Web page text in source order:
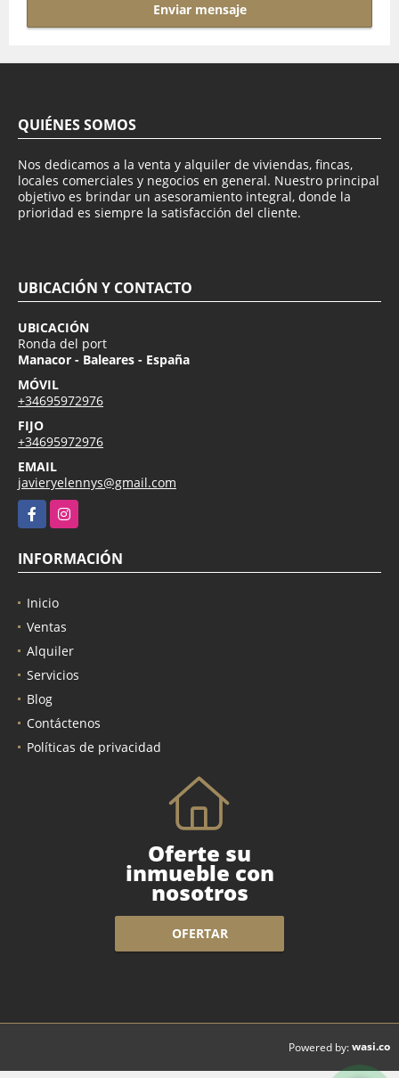
Enviar mensaje
QUIÉNES SOMOS
Nos dedicamos a la venta y alquiler de viviendas, fincas,
locales comerciales y negocios en general. Nuestro principal
objetivo es brindar un asesoramiento integral, donde la
prioridad es siempre la satisfacción del cliente.
UBICACIÓN Y CONTACTO
UBICACIÓN
Ronda del port
Manacor - Baleares - España
MÓVIL
+34695972976
FIJO
+34695972976
EMAIL
javieryelennys@gmail.com
FacebookInstagram
INFORMACIÓN
Inicio
Ventas
Alquiler
Servicios
Blog
Contáctenos
Políticas de privacidad
Oferte su
inmueble con
nosotros
OFERTAR
Powered by:wasi.co